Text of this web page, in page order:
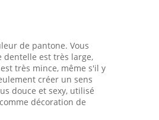
de pantone. Vous
dentelle est très large,
très mince, même s'il y
créer un sens
douce et sexy, utilisé
décoration de